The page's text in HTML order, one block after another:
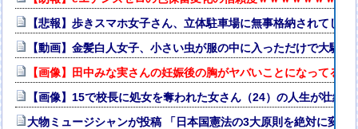
【悲報】歩きスマホ女子さん、立体駐車場に無事格納されてしま
【動画】金髪白人女子、小さい虫が服の中に入っただけで大騒
【画像】田中みな実さんの妊娠後の胸がヤバいことになってる
【画像】15で校長に処女を奪われた女さん（24）の人生が壮絶
大物ミュージシャンが投稿 「日本国憲法の3大原則を絶対に変え